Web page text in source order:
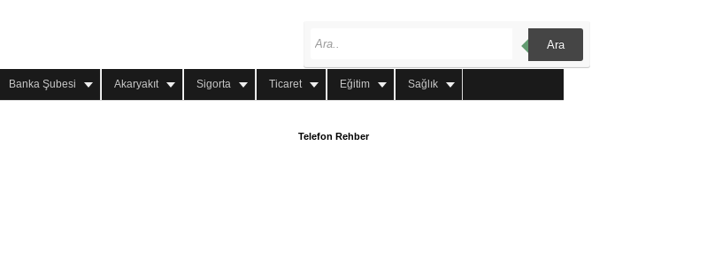
Ara
Banka Şubesi Akaryakıt Sigorta Ticaret Eğitim Sağlık
Telefon Rehber